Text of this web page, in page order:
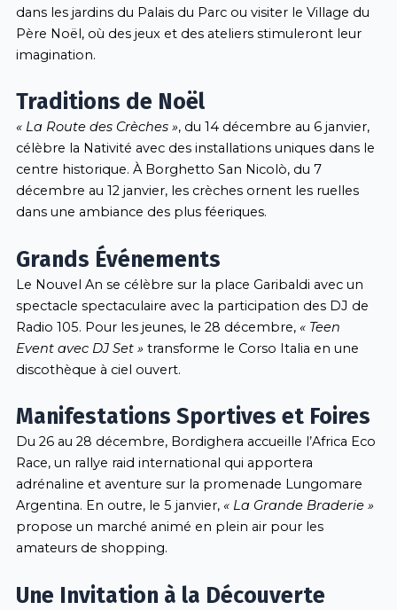
dans les jardins du Palais du Parc ou visiter le Village du
Père Noël, où des jeux et des ateliers stimuleront leur
imagination.
Traditions de Noël
« La Route des Crèches », du 14 décembre au 6 janvier,
célèbre la Nativité avec des installations uniques dans le
centre historique. À Borghetto San Nicolò, du 7
décembre au 12 janvier, les crèches ornent les ruelles
dans une ambiance des plus féeriques.
Grands Événements
Le Nouvel An se célèbre sur la place Garibaldi avec un
spectacle spectaculaire avec la participation des DJ de
Radio 105. Pour les jeunes, le 28 décembre, « Teen
Event avec DJ Set » transforme le Corso Italia en une
discothèque à ciel ouvert.
Manifestations Sportives et Foires
Du 26 au 28 décembre, Bordighera accueille l’Africa Eco
Race, un rallye raid international qui apportera
adrénaline et aventure sur la promenade Lungomare
Argentina. En outre, le 5 janvier, « La Grande Braderie »
propose un marché animé en plein air pour les
amateurs de shopping.
Une Invitation à la Découverte